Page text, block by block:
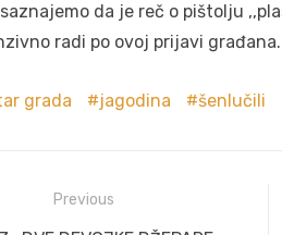
da je reč o pištolju
radi po ovoj prijavi građana.
grada jagodina šenlučili
Previous